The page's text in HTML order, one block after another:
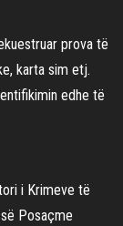
prova të
karta sim etj.
edhe të
i Krimeve të
Posaçme